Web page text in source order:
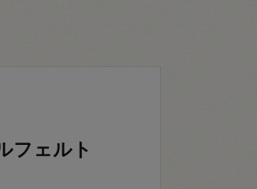
フェルト